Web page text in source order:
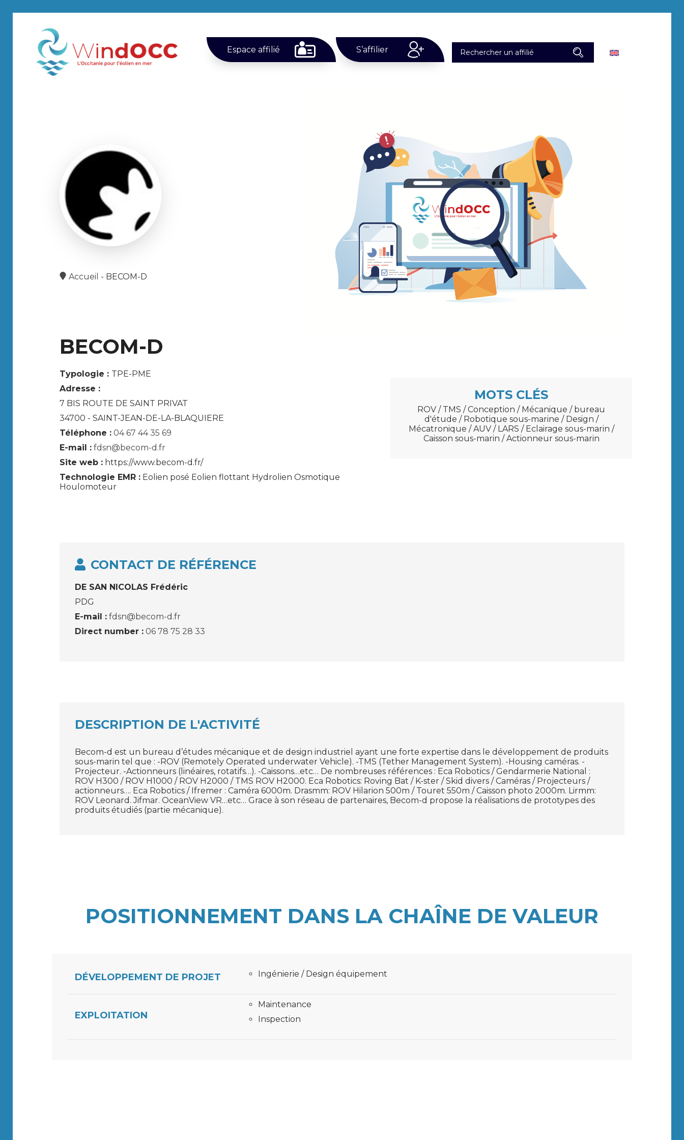
Espace affilié S’affilier
Accueil - BECOM-D
BECOM-D
Typologie : TPE-PME
Adresse :
7 BIS ROUTE DE SAINT PRIVAT
34700 - SAINT-JEAN-DE-LA-BLAQUIERE
Téléphone : 04 67 44 35 69
E-mail : fdsn@becom-d.fr
Site web : https://www.becom-d.fr/
Technologie EMR : Eolien posé Eolien flottant Hydrolien Osmotique
Houlomoteur
MOTS CLÉS
ROV / TMS / Conception / Mécanique / bureau
d'étude / Robotique sous-marine / Design /
Mécatronique / AUV / LARS / Eclairage sous-marin /
Caisson sous-marin / Actionneur sous-marin
CONTACT DE RÉFÉRENCE
DE SAN NICOLAS Frédéric
PDG
E-mail : fdsn@becom-d.fr
Direct number : 06 78 75 28 33
DESCRIPTION DE L'ACTIVITÉ
Becom-d est un bureau d’études mécanique et de design industriel ayant une forte expertise dans le développement de produits
sous-marin tel que : -ROV (Remotely Operated underwater Vehicle). -TMS (Tether Management System). -Housing caméras. -
Projecteur. -Actionneurs (linéaires, rotatifs…). -Caissons…etc… De nombreuses références : Eca Robotics / Gendarmerie National :
ROV H300 / ROV H1000 / ROV H2000 / TMS ROV H2000. Eca Robotics: Roving Bat / K-ster / Skid divers / Caméras / Projecteurs /
actionneurs…. Eca Robotics / Ifremer : Caméra 6000m. Drasmm: ROV Hilarion 500m / Touret 550m / Caisson photo 2000m. Lirmm:
ROV Leonard. Jifmar. OceanView VR…etc… Grace à son réseau de partenaires, Becom-d propose la réalisations de prototypes des
produits étudiés (partie mécanique).
POSITIONNEMENT DANS LA CHAÎNE DE VALEUR
DÉVELOPPEMENT DE PROJET Ingénierie / Design équipement
EXPLOITATION
Maintenance
Inspection